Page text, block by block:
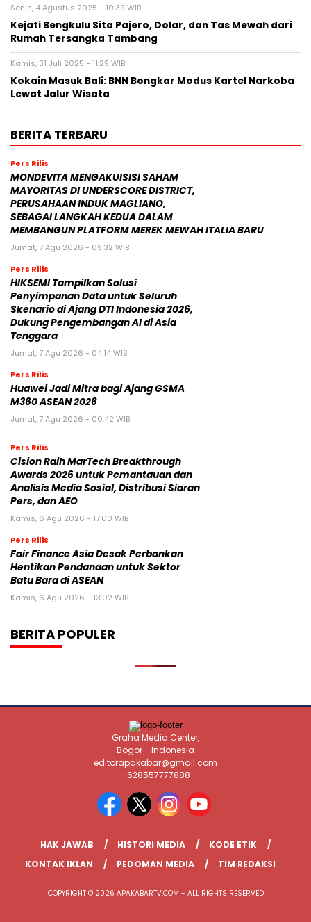
Senin, 4 Agustus 2025 - 10:39 WIB
Kejati Bengkulu Sita Pajero, Dolar, dan Tas Mewah dari
Rumah Tersangka Tambang
Kamis, 31 Juli 2025 - 11:29 WIB
Kokain Masuk Bali: BNN Bongkar Modus Kartel Narkoba
Lewat Jalur Wisata
BERITA TERBARU
Pers Rilis
MONDEVITA MENGAKUISISI SAHAM
MAYORITAS DI UNDERSCORE DISTRICT,
PERUSAHAAN INDUK MAGLIANO,
SEBAGAI LANGKAH KEDUA DALAM
MEMBANGUN PLATFORM MEREK MEWAH ITALIA BARU
Jumat, 7 Agu 2026 - 09:32 WIB
Pers Rilis
HIKSEMI Tampilkan Solusi
Penyimpanan Data untuk Seluruh
Skenario di Ajang DTI Indonesia 2026,
Dukung Pengembangan AI di Asia
Tenggara
Jumat, 7 Agu 2026 - 04:14 WIB
Pers Rilis
Huawei Jadi Mitra bagi Ajang GSMA
M360 ASEAN 2026
Jumat, 7 Agu 2026 - 00:42 WIB
Pers Rilis
Cision Raih MarTech Breakthrough
Awards 2026 untuk Pemantauan dan
Analisis Media Sosial, Distribusi Siaran
Pers, dan AEO
Kamis, 6 Agu 2026 - 17:00 WIB
Pers Rilis
Fair Finance Asia Desak Perbankan
Hentikan Pendanaan untuk Sektor
Batu Bara di ASEAN
Kamis, 6 Agu 2026 - 13:02 WIB
BERITA POPULER
Graha Media Center,
Bogor - Indonesia
editorapakabar@gmail.com
+628557777888
HAK JAWAB HISTORI MEDIA
KODE ETIK
KONTAK IKLAN
PEDOMAN MEDIA TIM REDAKSI
COPYRIGHT © 2026 APAKABARTV.COM - ALL RIGHTS RESERVED